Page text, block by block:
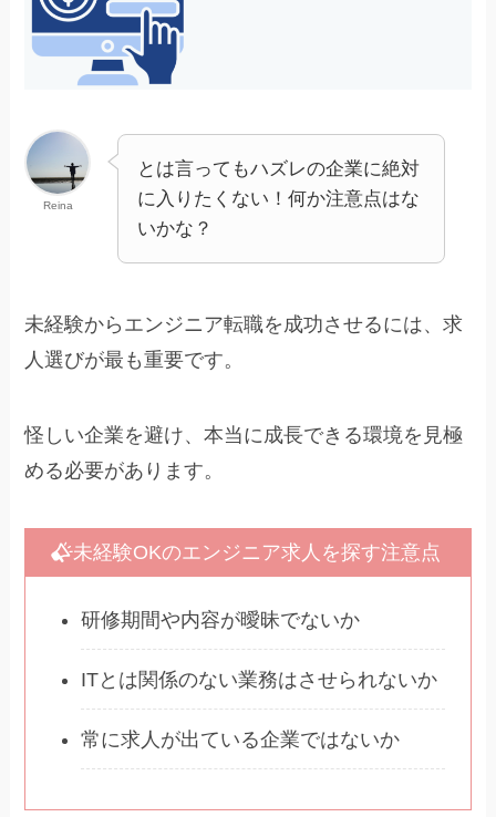
Reina
とは言ってもハズレの企業に絶対
に入りたくない！何か注意点はな
いかな？
未経験からエンジニア転職を成功させるには、求
人選びが最も重要です。
怪しい企業を避け、本当に成長できる環境を見極
める必要があります。
未経験OKのエンジニア求人を探す注意点
研修期間や内容が曖昧でないか
ITとは関係のない業務はさせられないか
常に求人が出ている企業ではないか